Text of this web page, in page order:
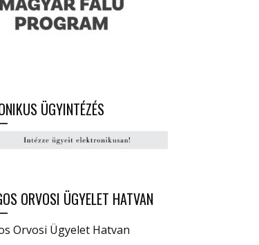
ÜGYINTÉZÉS
ORVOSI ÜGYELET HATVAN
Orvosi Ügyelet Hatvan